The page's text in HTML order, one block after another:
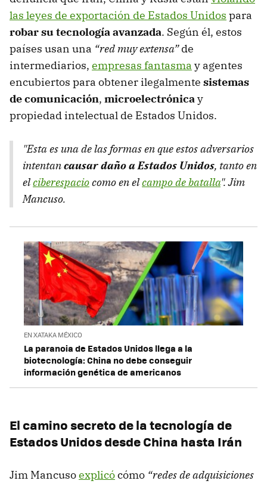
las leyes de exportación de Estados Unidos para
robar su tecnología avanzada. Según él, estos
países usan una “red muy extensa”de
intermediarios, empresas fantasma y agentes
encubiertos para obtener ilegalmente sistemas
de comunicación, microelectrónicay
propiedad intelectual de Estados Unidos.
"Esta es una de las formas en que estos adversarios
intentancausar dañoa Estados Unidos, tanto en
elciberespaciocomo en elcampo de batalla". Jim
Mancuso.
EN XATAKA MÉXICO
La paranoia de Estados Unidos llega a la
biotecnología: China no debe conseguir
información genética de americanos
El camino secreto de la tecnología de
Estados Unidos desde China hasta Irán
Jim Mancusoexplicócómo “redes de adquisiciones